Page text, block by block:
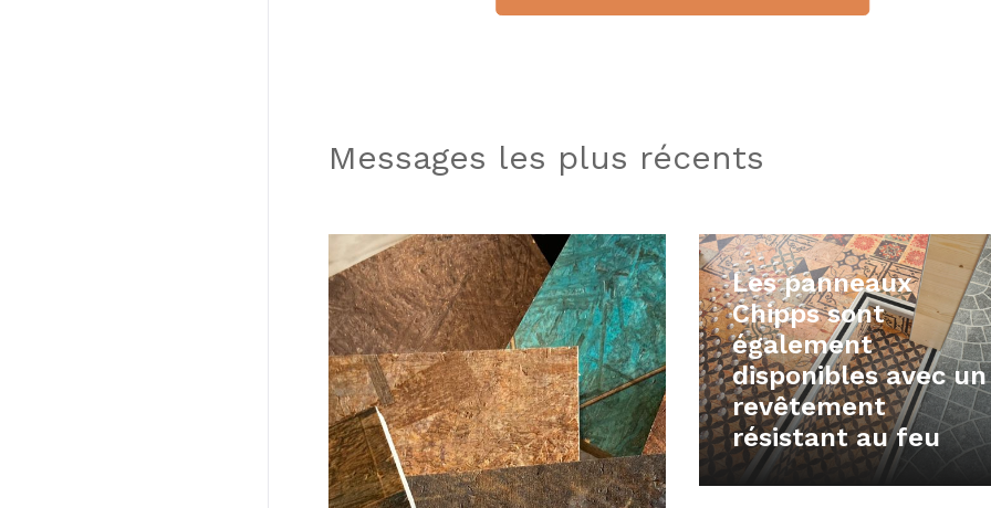
Messages les plus récents
Les panneaux
Chipps sont
également
disponibles avec un
revêtement
résistant au feu